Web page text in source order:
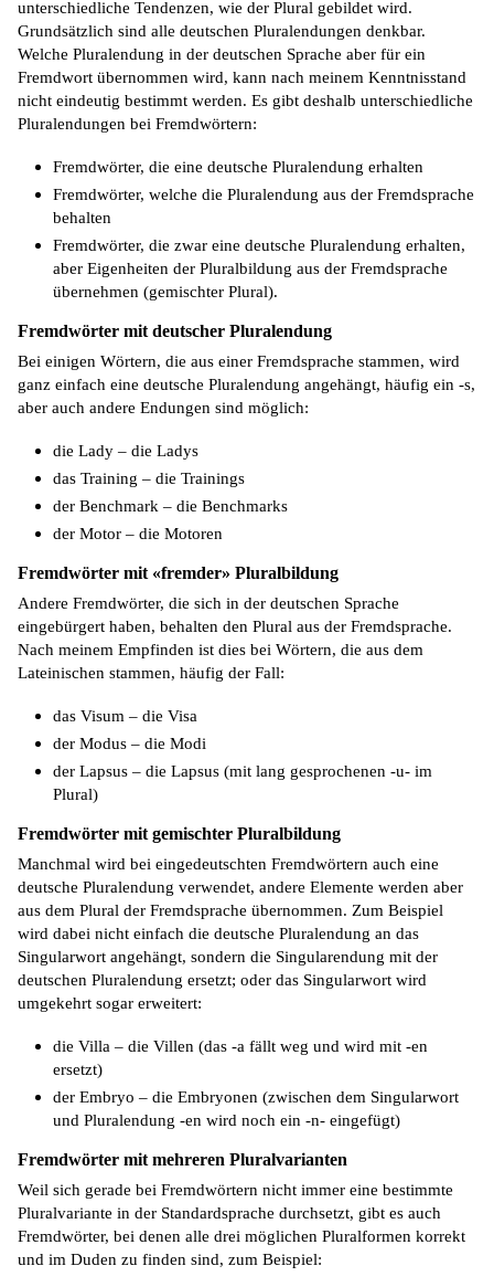
unterschiedliche Tendenzen, wie der Plural gebildet wird.
Grundsätzlich sind alle deutschen Pluralendungen denkbar.
Welche Pluralendung in der deutschen Sprache aber für ein
Fremdwort übernommen wird, kann nach meinem Kenntnisstand
nicht eindeutig bestimmt werden. Es gibt deshalb unterschiedliche
Pluralendungen bei Fremdwörtern:
Fremdwörter, die eine deutsche Pluralendung erhalten
Fremdwörter, welche die Pluralendung aus der Fremdsprache
behalten
Fremdwörter, die zwar eine deutsche Pluralendung erhalten,
aber Eigenheiten der Pluralbildung aus der Fremdsprache
übernehmen (gemischter Plural).
Fremdwörter mit deutscher Pluralendung
Bei einigen Wörtern, die aus einer Fremdsprache stammen, wird
ganz einfach eine deutsche Pluralendung angehängt, häufig ein -s,
aber auch andere Endungen sind möglich:
die Lady – die Ladys
das Training – die Trainings
der Benchmark – die Benchmarks
der Motor – die Motoren
Fremdwörter mit «fremder» Pluralbildung
Andere Fremdwörter, die sich in der deutschen Sprache
eingebürgert haben, behalten den Plural aus der Fremdsprache.
Nach meinem Empfinden ist dies bei Wörtern, die aus dem
Lateinischen stammen, häufig der Fall:
das Visum – die Visa
der Modus – die Modi
der Lapsus – die Lapsus (mit lang gesprochenen -u- im
Plural)
Fremdwörter mit gemischter Pluralbildung
Manchmal wird bei eingedeutschten Fremdwörtern auch eine
deutsche Pluralendung verwendet, andere Elemente werden aber
aus dem Plural der Fremdsprache übernommen.Zum Beispiel
wird dabei nicht einfach die deutsche Pluralendung an das
Singularwort angehängt, sondern die Singularendung mit der
deutschen Pluralendung ersetzt; oder das Singularwort wird
umgekehrt sogar erweitert:
die Villa – die Villen (das -a fällt weg und wird mit -en
ersetzt)
der Embryo – die Embryonen (zwischen dem Singularwort
und Pluralendung -en wird noch ein -n- eingefügt)
Fremdwörter mit mehreren Pluralvarianten
Weil sich gerade bei Fremdwörtern nicht immer eine bestimmte
Pluralvariante in der Standardsprache durchsetzt, gibt es auch
Fremdwörter, bei denen alle drei möglichen Pluralformen korrekt
und im Duden zu finden sind, zum Beispiel: